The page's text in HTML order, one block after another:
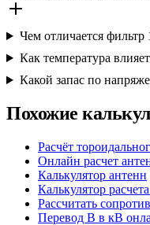
Чем отличается фильтр
Как температура
Какой запас по
Похожие
Расчёт
Онлайн расчет
Калькулятор антенн
Калькулятор
Рассчитать
Перевод В в кВ